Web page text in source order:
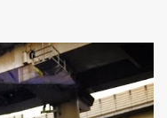
摩托車。前者是適合短
而本項措施不適用以營
此需求，必須取得日本的